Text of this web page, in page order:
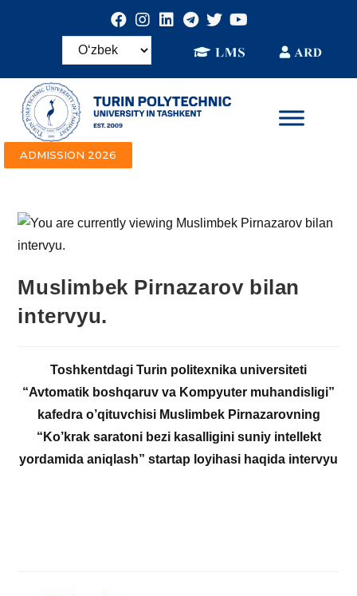
ADMISSION 2026
Muslimbek Pirnazarov bilan
intervyu.
Toshkentdagi Turin politexnika universiteti
“Avtomatik boshqaruv va Kompyuter muhandisligi”
kafedra o’qituvchisi Muslimbek Pirnazarovning
“Ko’krak saratoni bezi kasalligini suniy intellekt
yordamida aniqlash” startap loyihasi haqida intervyu